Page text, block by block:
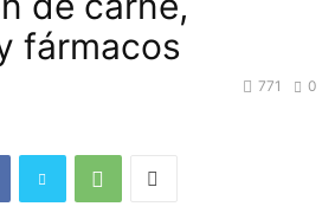
fármacos
0
771